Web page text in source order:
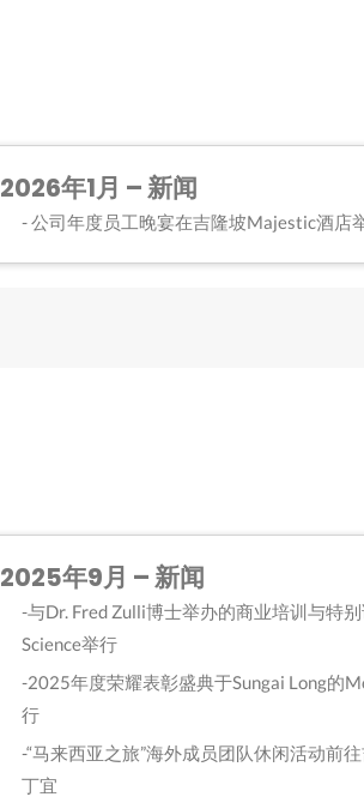
2026年1月 – 新闻
公司年度员工晚宴在吉隆坡Majestic酒店
2025年9月 – 新闻
与Dr. Fred Zulli博士举办的商业培训与特
Science举行
2025年度荣耀表彰盛典于Sungai Long的
行
“马来西亚之旅”海外成员团队休闲活动前
丁宜